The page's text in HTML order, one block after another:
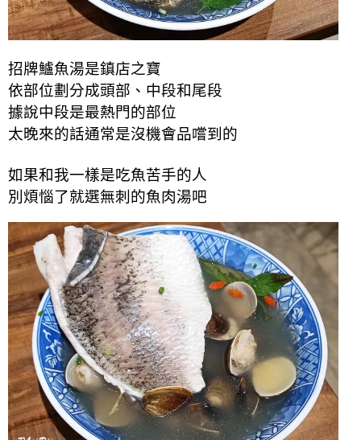
招牌鱸魚湯是鎮店之寶
依部位劃分成頭部、中段和尾段
據說中段是最熱門的部位
太晚來的話通常是沒機會品嚐到的
如果和我一樣是吃魚苦手的人
別煩惱了就選無刺的魚肉湯吧